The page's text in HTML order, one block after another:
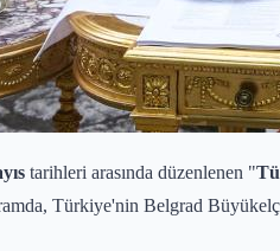
tarihleri arasında düzenlenen "
Türkiye'nin Belgrad